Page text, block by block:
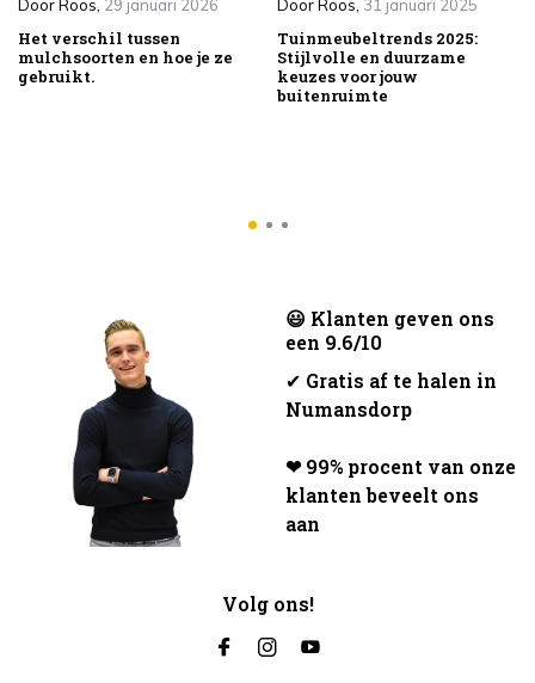
DoorRoos, 29 januari 2026
Het verschil tussen
mulchsoorten en hoe je ze
gebruikt.
DoorRoos, 31 januari 2025
Tuinmeubeltrends 2025:
Stijlvolle en duurzame
keuzes voor jouw
buitenruimte
😃 Klanten geven ons
een 9.6/10
✔ Gratis af te halen in
Numansdorp
❤ 99% procent van onze
klanten beveelt ons
aan
Volg ons!